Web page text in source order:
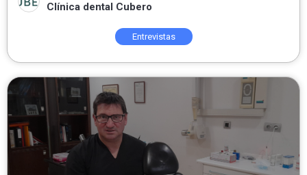
Clínica dental Cubero
Entrevistas